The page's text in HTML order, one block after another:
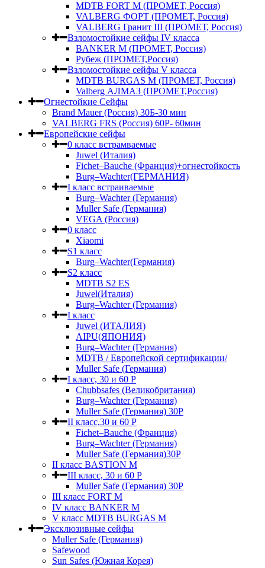
MDTB FORT M (ПРОМЕТ, Россия)
VALBERG ФОРТ (ПРОМЕТ, Россия)
VALBERG Гранит III (ПРОМЕТ, Россия)
Взломостойкие сейфы IV класса
BANKER M (ПРОМЕТ, Россия)
Рубеж (ПРОМЕТ,Россия)
Взломостойкие сейфы V класса
MDTB BURGAS M (ПРОМЕТ, Россия)
Valberg АЛМАЗ (ПРОМЕТ,Россия)
Огнестойкие Сейфы
Brand Mauer (Россия) 30Б-30 мин
VALBERG FRS (Россия) 60Р- 60мин
Европейские сейфы
0 класс встрамваемые
Juwel (Италия)
Fichet–Bauche (Франция)+огнестойкость
Burg–Wachter(ГЕРМАНИЯ)
I класс встраиваемые
Burg–Wachter (Германия)
Muller Safe (Германия)
VEGA (Россия)
0 класс
Xiaomi
S1 класс
Burg–Wachter(Германия)
S2 класс
MDTB S2 ES
Juwel(Италия)
Burg–Wachter (Германия)
I класс
Juwel (ИТАЛИЯ)
AIPU(ЯПОНИЯ)
Burg–Wachter (Германия)
MDTB / Европейской сертификации/
Muller Safe (Германия)
I класс, 30 и 60 P
Chubbsafes (Великобритания)
Burg–Wachter (Германия)
Muller Safe (Германия) 30Р
II класс,30 и 60 P
Fichet–Bauche (Франция)
Burg–Wachter (Германия)
Muller Safe (Германия)30P
II класс BASTION M
III класс, 30 и 60 P
Muller Safe (Германия) 30Р
III класс FORT M
IV класс BANKER M
V класс МDTB BURGAS M
Эксклюзивные сейфы
Muller Safe (Германия)
Safewood
Sun Safes (Южная Корея)